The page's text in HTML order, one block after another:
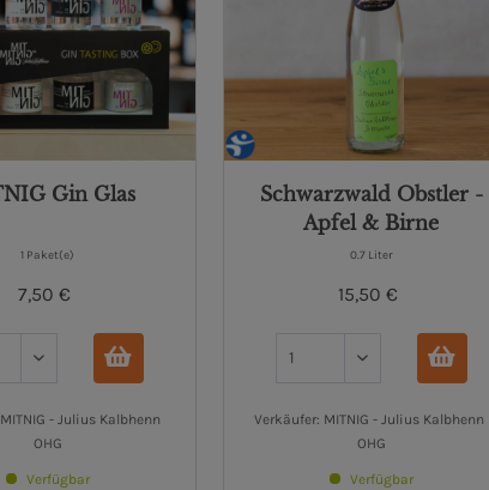
Gin Glas
1 Paket(e)
7,50 €
- Julius Kalbhenn
OHG
Verfügbar
Schwarzwald Obstler -
Apfel & Birne
0.7 Liter
15,50 €
Verkäufer: MITNIG - Julius Kalbhenn
OHG
Verfügbar